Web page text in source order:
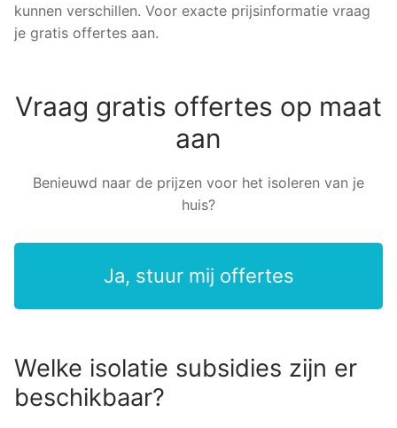
kunnen verschillen. Voor exacte prijsinformatie vraag
je gratis offertes aan.
Vraag gratis offertes op maat
aan
Benieuwd naar de prijzen voor het isoleren van je
huis?
Ja, stuur mij offertes
Welke isolatie subsidies zijn er
beschikbaar?